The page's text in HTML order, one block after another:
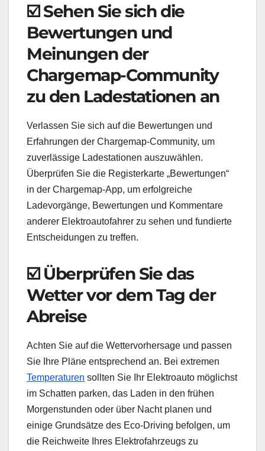
☑️ Sehen Sie sich die
Bewertungen und
Meinungen der
Chargemap-Community
zu den Ladestationen an
Verlassen Sie sich auf die Bewertungen und
Erfahrungen der Chargemap-Community, um
zuverlässige Ladestationen auszuwählen.
Überprüfen Sie die Registerkarte „Bewertungen“
in der Chargemap-App, um erfolgreiche
Ladevorgänge, Bewertungen und Kommentare
anderer Elektroautofahrer zu sehen und fundierte
Entscheidungen zu treffen.
☑️ Überprüfen Sie das
Wetter vor dem Tag der
Abreise
Achten Sie auf die Wettervorhersage und passen
Sie Ihre Pläne entsprechend an. Bei extremen
Temperaturen sollten Sie Ihr Elektroauto möglichst
im Schatten parken, das Laden in den frühen
Morgenstunden oder über Nacht planen und
einige Grundsätze des Eco-Driving befolgen, um
die Reichweite Ihres Elektrofahrzeugs zu